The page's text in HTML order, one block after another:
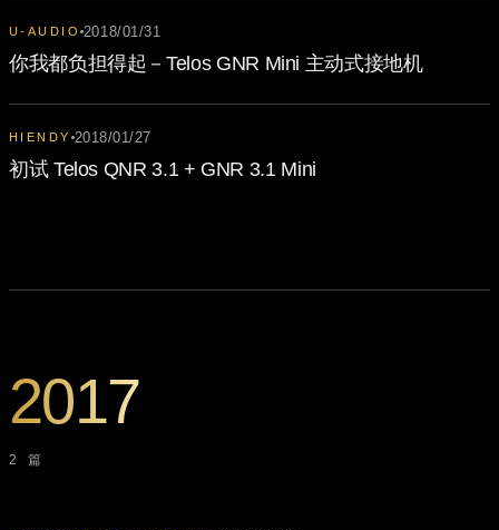
U-AUDIO 2018/01/31
你我都负担得起－Telos GNR Mini 主动式接地机
HIENDY 2018/01/27
初试 Telos QNR 3.1 + GNR 3.1 Mini
2017
2 篇